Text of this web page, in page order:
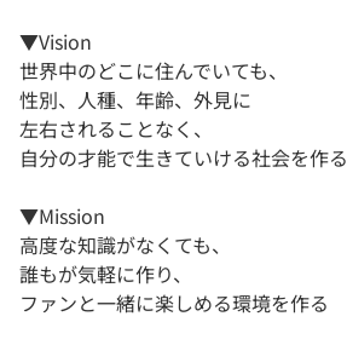
▼Vision
世界中のどこに住んでいても、
性別、人種、年齢、外見に
左右されることなく、
自分の才能で生きていける社会を作る
▼Mission
高度な知識がなくても、
誰もが気軽に作り、
ファンと一緒に楽しめる環境を作る